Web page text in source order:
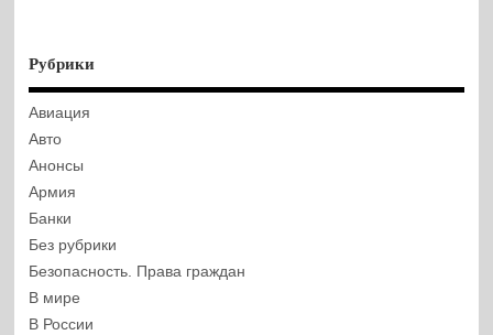
Рубрики
Авиация
Авто
Анонсы
Армия
Банки
Без рубрики
Безопасность. Права граждан
В мире
В России